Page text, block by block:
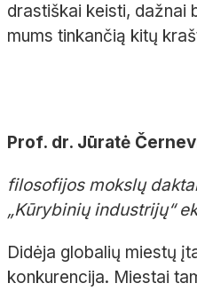
drastiškai keisti, dažnai
mums tinkančią kitų
Prof. dr. Jūratė
filosofijos mokslų
„Kūrybinių industrijų“
Didėja globalių miestų
konkurencija. Miestai